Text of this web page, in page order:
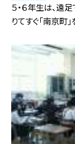
５・６年生は、遠
りてすぐ「南京町